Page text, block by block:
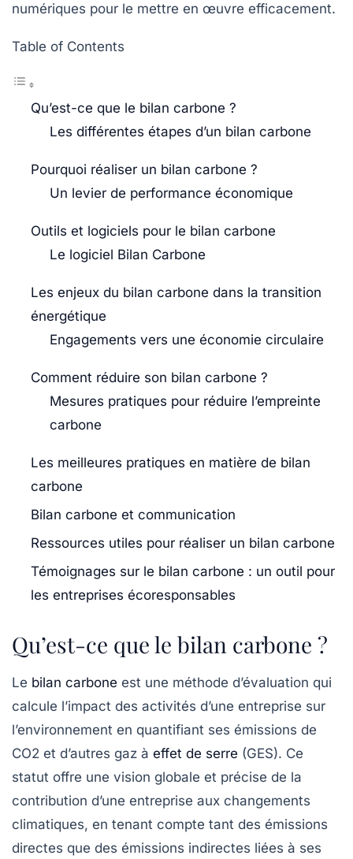
numériques pour le mettre en œuvre efficacement.
Table of Contents
Qu’est-ce que le bilan carbone ?
Les différentes étapes d’un bilan carbone
Pourquoi réaliser un bilan carbone ?
Un levier de performance économique
Outils et logiciels pour le bilan carbone
Le logiciel Bilan Carbone
Les enjeux du bilan carbone dans la transition
énergétique
Engagements vers une économie circulaire
Comment réduire son bilan carbone ?
Mesures pratiques pour réduire l’empreinte
carbone
Les meilleures pratiques en matière de bilan
carbone
Bilan carbone et communication
Ressources utiles pour réaliser un bilan carbone
Témoignages sur le bilan carbone : un outil pour
les entreprises écoresponsables
Qu’est-ce que le bilan carbone ?
Le bilan carbone est une méthode d’évaluation qui
calcule l’impact des activités d’une entreprise sur
l’environnement en quantifiant ses émissions de
CO2 et d’autres gaz à effet de serre (GES). Ce
statut offre une vision globale et précise de la
contribution d’une entreprise aux changements
climatiques, en tenant compte tant des émissions
directes que des émissions indirectes liées à ses